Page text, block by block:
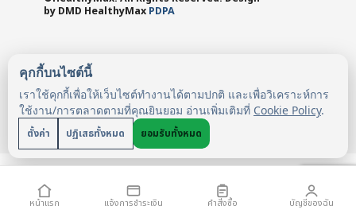
คุกกี้บนไซต์นี้
เราใช้คุกกี้เพื่อให้เว็บไซต์ทำงานได้ตามปกติ และเพื่อวิเคราะห์การ
ใช้งาน/การตลาดตามที่คุณยินยอม อ่านเพิ่มเติมที่ Cookie Policy.
ตั้งค่า ปฏิเสธทั้งหมด ยอมรับทั้งหมด
by DMD HealthyMax PDPA
หน้าแรก แจ้งการชำระเงิน คำสั่งซื้อ บัญชีของฉัน